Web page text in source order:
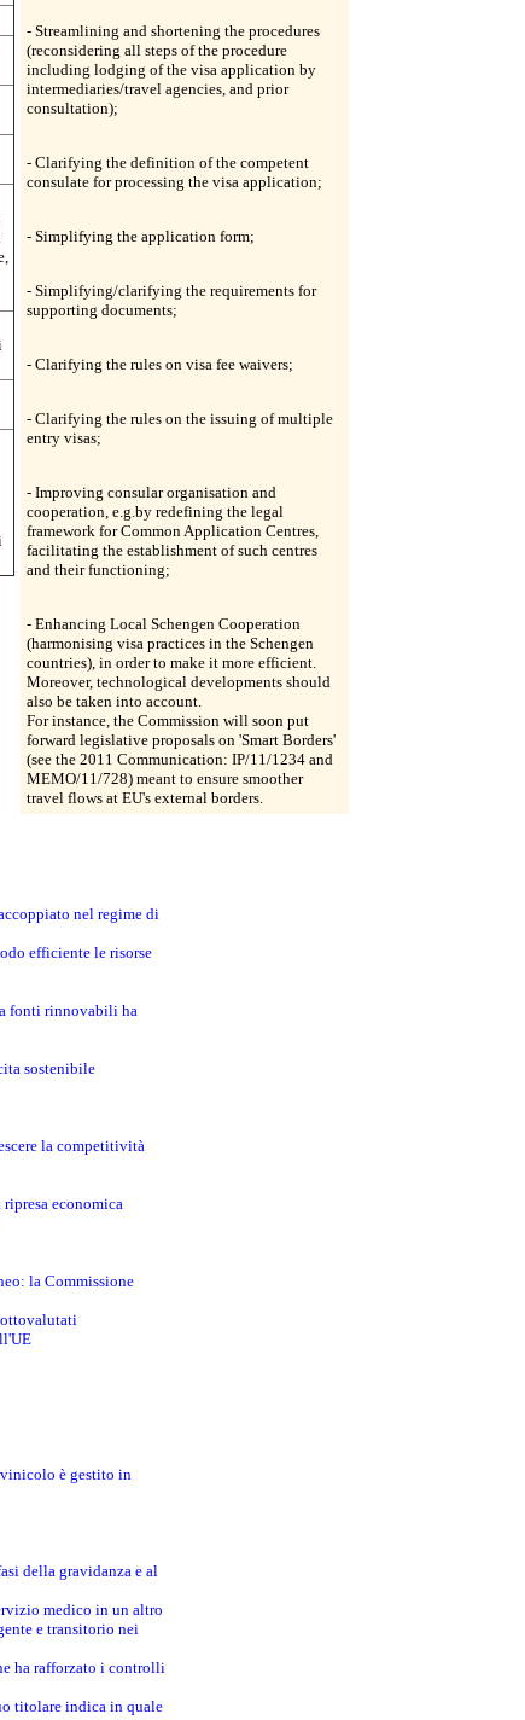
- Streamlining and shortening the procedures
(reconsidering all steps of the procedure
including lodging of the visa application by
intermediaries/travel agencies, and prior
consultation);
- Clarifying the definition of the competent
consulate for processing the visa application;
- Simplifying the application form;
- Simplifying/clarifying the requirements for
supporting documents;
- Clarifying the rules on visa fee waivers;
- Clarifying the rules on the issuing of multiple
entry visas;
- Improving consular organisation and
cooperation, e.g.by redefining the legal
framework for Common Application Centres,
facilitating the establishment of such centres
and their functioning;
- Enhancing Local Schengen Cooperation
(harmonising visa practices in the Schengen
countries), in order to make it more efficient.
Moreover, technological developments should
also be taken into account.
For instance, the Commission will soon put
forward legislative proposals on 'Smart Borders'
(see the 2011 Communication: IP/11/1234 and
MEMO/11/728) meant to ensure smoother
travel flows at EU's external borders.
nel regime di
efficiente le risorse
fonti rinnovabili ha
sostenibile
la competitività
economica
la Commissione
è gestito in
della gravidanza e al
medico in un altro
e transitorio nei
ha rafforzato i controlli
titolare indica in quale